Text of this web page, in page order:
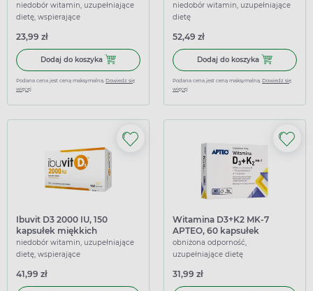
niedobór witamin, uzupełniające
dietę, wspierające
23,99 zł
Dodaj do koszyka Dodaj do koszyka Vita-miner D3, 60 tabletek
Podana cena jest ceną maksymalną. Dowiedz się
więcej
niedobór witamin, uzupełniające
dietę
52,49 zł
Dodaj do koszyka Dodaj do
Podana cena jest ceną maksymalną. Dowiedz się
więcej
Ibuvit D3 2000 IU, 150
kapsułek miękkich
niedobór witamin, uzupełniające
dietę, wspierające
41,99 zł
Witamina D3+K2 MK-7
APTEO, 60 kapsułek
elastycznych
obniżona odporność,
uzupełniające dietę
31,99 zł